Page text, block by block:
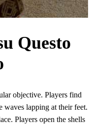
Questo
objective. Players find
waves lapping at their feet.
Players open the shells